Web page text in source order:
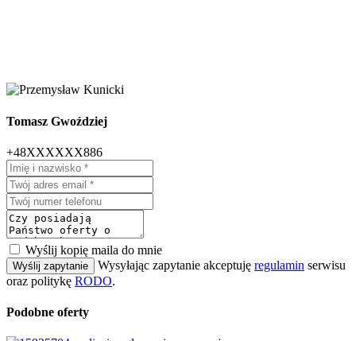
Tomasz Gwoździej
+48XXXXXX886
Wyślij kopię maila do mnie
Wyślij zapytanie Wysyłając zapytanie akceptuję regulamin serwisu
oraz politykę RODO.
Podobne oferty